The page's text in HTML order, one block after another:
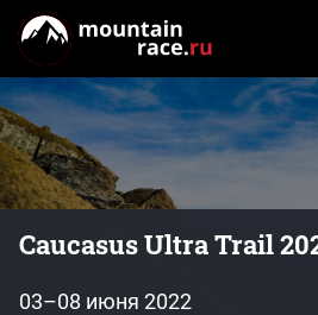
Caucasus Ultra Trail
03–08 июня 2022